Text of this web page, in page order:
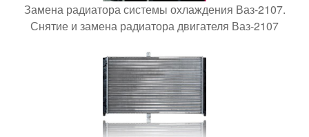
Замена радиатора системы охлаждения Ваз-2107.
Снятие и замена радиатора двигателя Ваз-2107